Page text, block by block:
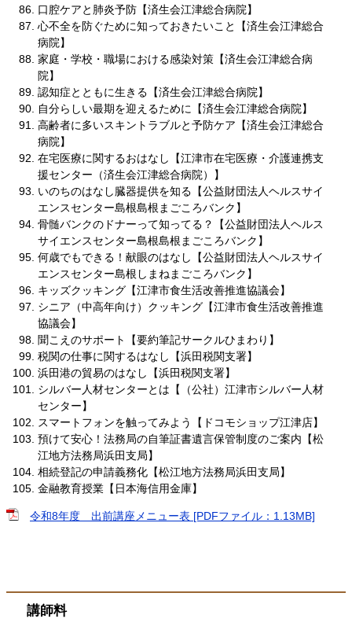
口腔ケアと肺炎予防【済生会江津総合病院】
心不全を防ぐために知っておきたいこと【済生会江津総合
病院】
家庭・学校・職場における感染対策【済生会江津総合病
院】
認知症とともに生きる【済生会江津総合病院】
自分らしい最期を迎えるために【済生会江津総合病院】
高齢者に多いスキントラブルと予防ケア【済生会江津総合
病院】
在宅医療に関するおはなし【江津市在宅医療・介護連携支
援センター（済生会江津総合病院）】
いのちのはなし臓器提供を知る【公益財団法人ヘルスサイ
エンスセンター島根島根まごころバンク】
骨髄バンクのドナーって知ってる？【公益財団法人ヘルス
サイエンスセンター島根島根まごころバンク】
何歳でもできる！献眼のはなし【公益財団法人ヘルスサイ
エンスセンター島根しまねまごころバンク】
キッズクッキング【江津市食生活改善推進協議会】
シニア（中高年向け）クッキング【江津市食生活改善推進
協議会】
聞こえのサポート【要約筆記サークルひまわり】
税関の仕事に関するはなし【浜田税関支署】
浜田港の貿易のはなし【浜田税関支署】
シルバー人材センターとは【（公社）江津市シルバー人材
センター】
スマートフォンを触ってみよう【ドコモショップ江津店】
預けて安心！法務局の自筆証書遺言保管制度のご案内【松
江地方法務局浜田支局】
相続登記の申請義務化【松江地方法務局浜田支局】
金融教育授業【日本海信用金庫】
令和8年度 出前講座メニュー表 [PDFファイル：1.13MB]
講師料